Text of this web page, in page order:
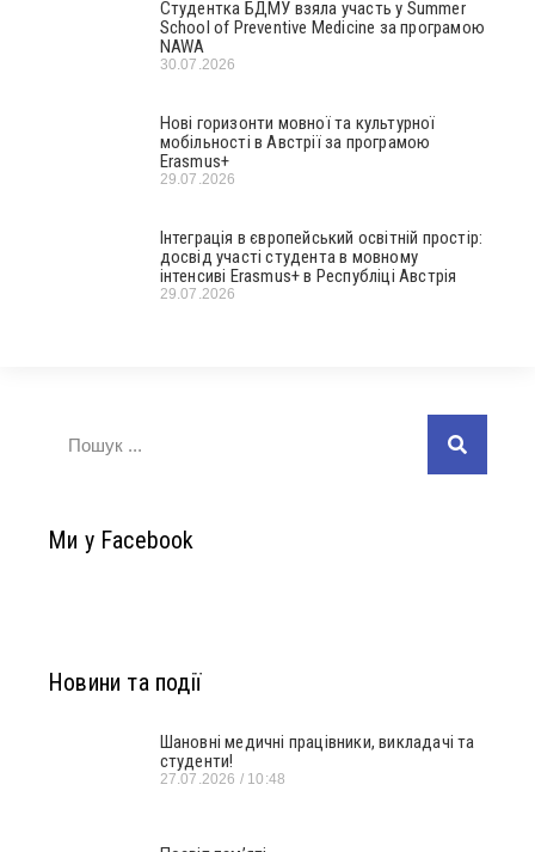
Студентка БДМУ взяла участь у Summer
School of Preventive Medicine за програмою
NAWA
30.07.2026
Нові горизонти мовної та культурної
мобільності в Австрії за програмою
Erasmus+
29.07.2026
Інтеграція в європейський освітній простір:
досвід участі студента в мовному
інтенсиві Erasmus+ в Республіці Австрія
29.07.2026
Ми у Facebook
Новини та події
Шановні медичні працівники, викладачі та
студенти!
27.07.2026 10:48